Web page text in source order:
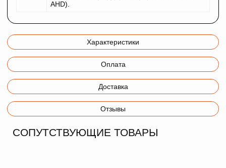
AHD).
Характеристики
Оплата
Доставка
Отзывы
СОПУТСТВУЮЩИЕ ТОВАРЫ